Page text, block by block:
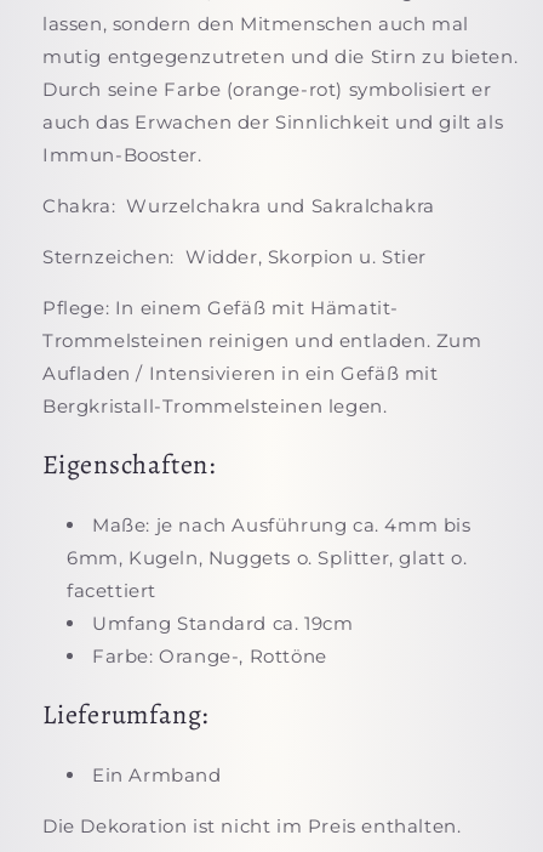
lassen, sondern den Mitmenschen auch mal
mutig entgegenzutreten und die Stirn zu bieten.
Durch seine Farbe (orange-rot) symbolisiert er
auch das Erwachen der Sinnlichkeit und gilt als
Immun-Booster.
Chakra: Wurzelchakra und Sakralchakra
Sternzeichen: Widder, Skorpion u. Stier
Pflege: In einem Gefäß mit Hämatit-
Trommelsteinen reinigen und entladen. Zum
Aufladen / Intensivieren in ein Gefäß mit
Bergkristall-Trommelsteinen legen.
Eigenschaften:
Maße: je nach Ausführung ca. 4mm bis
6mm, Kugeln, Nuggets o. Splitter, glatt o.
facettiert
Umfang Standard ca. 19cm
Farbe: Orange-, Rottöne
Lieferumfang:
Ein Armband
Die Dekoration ist nicht im Preis enthalten.